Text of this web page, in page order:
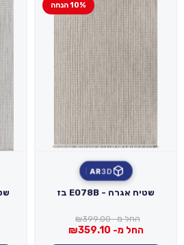
10% הנחה
3D
AR
שטיח אגרה - E078B בז
החל מ- ₪399.00
החל מ- ₪359.10